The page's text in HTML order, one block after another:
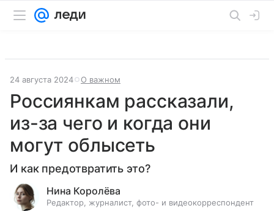
24 августа 2024 О важном
Россиянкам рассказали,
из-за чего и когда они
могут облысеть
И как предотвратить это?
Нина Королёва
Редактор, журналист, фото- и видеокорреспондент